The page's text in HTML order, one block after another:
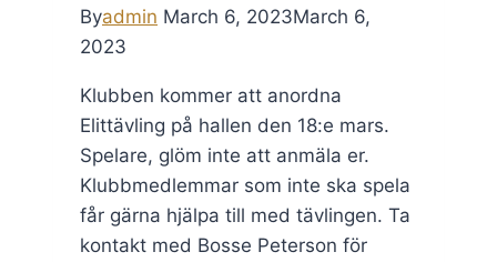
Byadmin March 6, 2023March 6,
2023
Klubben kommer att anordna
Elittävling på hallen den 18:e mars.
Spelare, glöm inte att anmäla er.
Klubbmedlemmar som inte ska spela
får gärna hjälpa till med tävlingen. Ta
kontakt med Bosse Peterson för